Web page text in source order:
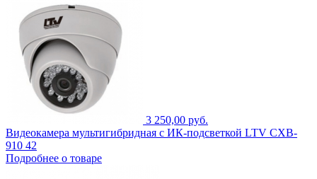
3 250,00 руб.
Видеокамера мультигибридная с ИК-подсветкой LTV CXB-
910 42
Подробнее о товаре